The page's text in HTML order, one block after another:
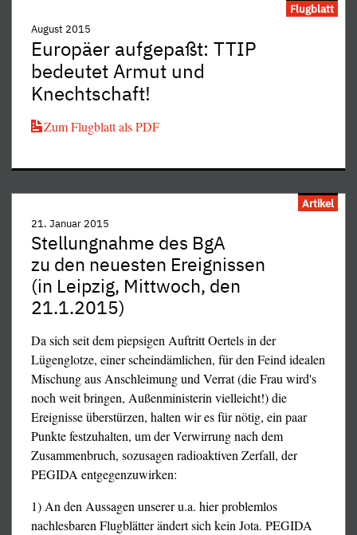
Flugblatt
August 2015
Europäer aufgepaßt: TTIP
bedeutet Armut und
Knechtschaft!
Zum Flugblatt als PDF
Artikel
21. Januar 2015
Stellungnahme des BgA
zu den neuesten Ereignissen
(in Leipzig, Mittwoch, den
21.1.2015)
Da sich seit dem piepsigen Auftritt Oertels in der
Lügenglotze, einer scheindämlichen, für den Feind idealen
Mischung aus Anschleimung und Verrat (die Frau wird's
noch weit bringen, Außenministerin vielleicht!) die
Ereignisse überstürzen, halten wir es für nötig, ein paar
Punkte festzuhalten, um der Verwirrung nach dem
Zusammenbruch, sozusagen radioaktiven Zerfall, der
PEGIDA entgegenzuwirken:
1) An den Aussagen unserer u.a. hier problemlos
nachlesbaren Flugblätter ändert sich kein Jota. PEGIDA